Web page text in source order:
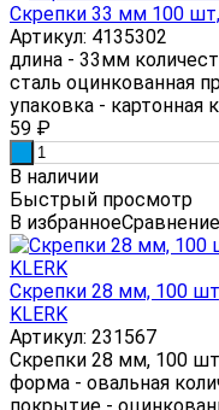
Скрепки 33 мм 100
Артикул: 4135302
длина - 33мм
сталь оцинкованная
упаковка - картонная
59 ₽
В наличии
Быстрый просмотр
В избранноеСравнение
Скрепки 28 мм, 100
KLERK
Артикул: 231567
Скрепки 28 мм, 100
форма - овальная